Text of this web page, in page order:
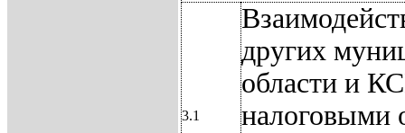
3.1
других
области и
налоговыми